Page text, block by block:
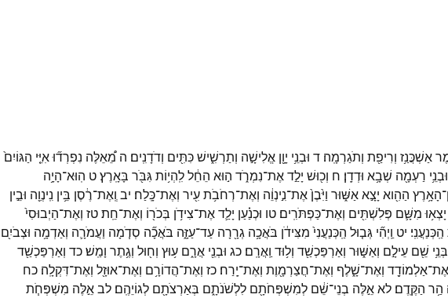
אַשְׁכֲּנַ֥ז וְרִיפַ֖ת וְתֹגַרְמָֽה׃ ד וּבְנֵ֥י יָוָ֖ן אֱלִישָׁ֣ה וְתַרְשִׁ֑ישׁכִּתִּ֖ים וְדֹדָנִֽים׃ ה מֵ֠אֵלֶּה נִפְרְד֞וּאִיֵּ֤י הַגּוֹיִם֙
וּבְנֵ֥י רַעְמָ֖ה שְׁבָ֥א וּדְדָֽן׃ ח וְכ֖וּשׁ יָלַ֣דאֶת־נִמְרֹ֑ד ה֣וּא הֵחֵ֔ללִֽהְי֥וֹתגִּבֹּ֖ר בָּאָֽרֶץ׃ט הֽוּא־הָיָ֥ה
הָאָ֥רֶץ הַהִ֖וא יָצָ֣אאַשּׁ֑וּר וַיִּ֙בֶן֙אֶת־נִ֣ינְוֵ֔ה וְאֶת־רְחֹבֹ֥תעִ֖יר וְאֶת־כָּֽלַח׃ יב וְֽאֶת־רֶ֔סֶן בֵּ֥ין נִֽינְוֵ֖ה וּבֵ֣ין
יָצְא֥וּ מִשָּׁ֛ם פְּלִשְׁתִּ֖ים וְאֶת־כַּפְתֹּרִֽים׃ טו וּכְנַ֗עַן יָלַ֛דאֶת־צִידֹ֥ן בְּכֹר֖וֹ וְאֶת־חֵֽת׃טז וְאֶת־הַיְבוּסִי֙
הַֽכְּנַעֲנִֽי׃ יט וַֽיְהִ֞י גְּב֤וּל הַֽכְּנַעֲנִי֙ מִצִּידֹ֔ן בֹּאֲכָ֥ה גְרָ֖רָה עַד־עַזָּ֑ה בֹּאֲכָ֞ה סְדֹ֧מָה וַעֲמֹרָ֛ה וְאַדְמָ֥ה וּצְבֹיִ֖ם
בְּנֵ֥י שֵׁ֖ם עֵילָ֣ם וְאַשּׁ֑וּר וְאַרְפַּכְשַׁ֖ד וְל֥וּד וַֽאֲרָֽם׃ כג וּבְנֵ֖י אֲרָ֑ם ע֥וּץ וְח֖וּל וְגֶ֥תֶר וָמַֽשׁ׃כד וְאַרְפַּכְשַׁ֖ד
אֶת־אַלְמוֹדָ֖ד וְאֶת־שָׁ֑לֶף וְאֶת־חֲצַרְמָ֖וֶת וְאֶת־יָֽרַח׃ כז וְאֶת־הֲדוֹרָ֥ם וְאֶת־אוּזָ֖ל וְאֶת־דִּקְלָֽה׃ כח
הַ֥ר הַקֶּֽדֶם׃ לאאֵ֣לֶּה בְנֵי־שֵׁ֔ם לְמִשְׁפְּחֹתָ֖ם לִלְשֹׁנֹתָ֑ם בְּאַרְצֹתָ֖ם לְגוֹיֵהֶֽם׃ לבאֵ֣לֶּה מִשְׁפְּחֹ֧ת